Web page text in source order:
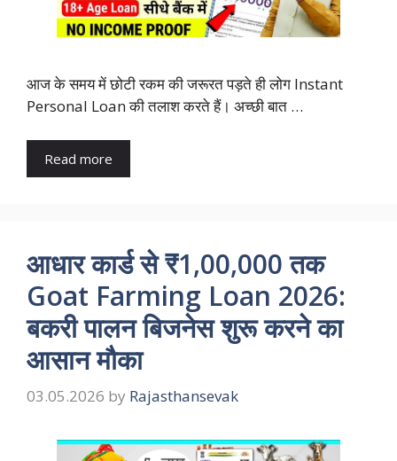
आज के समय में छोटी रकम की जरूरत पड़ते ही लोग Instant
Personal Loan की तलाश करते हैं। अच्छी बात …
Read more
आधार कार्ड से ₹1,00,000 तक
Goat Farming Loan 2026:
बकरी पालन बिजनेस शुरू करने का
आसान मौका
03.05.2026 by Rajasthansevak